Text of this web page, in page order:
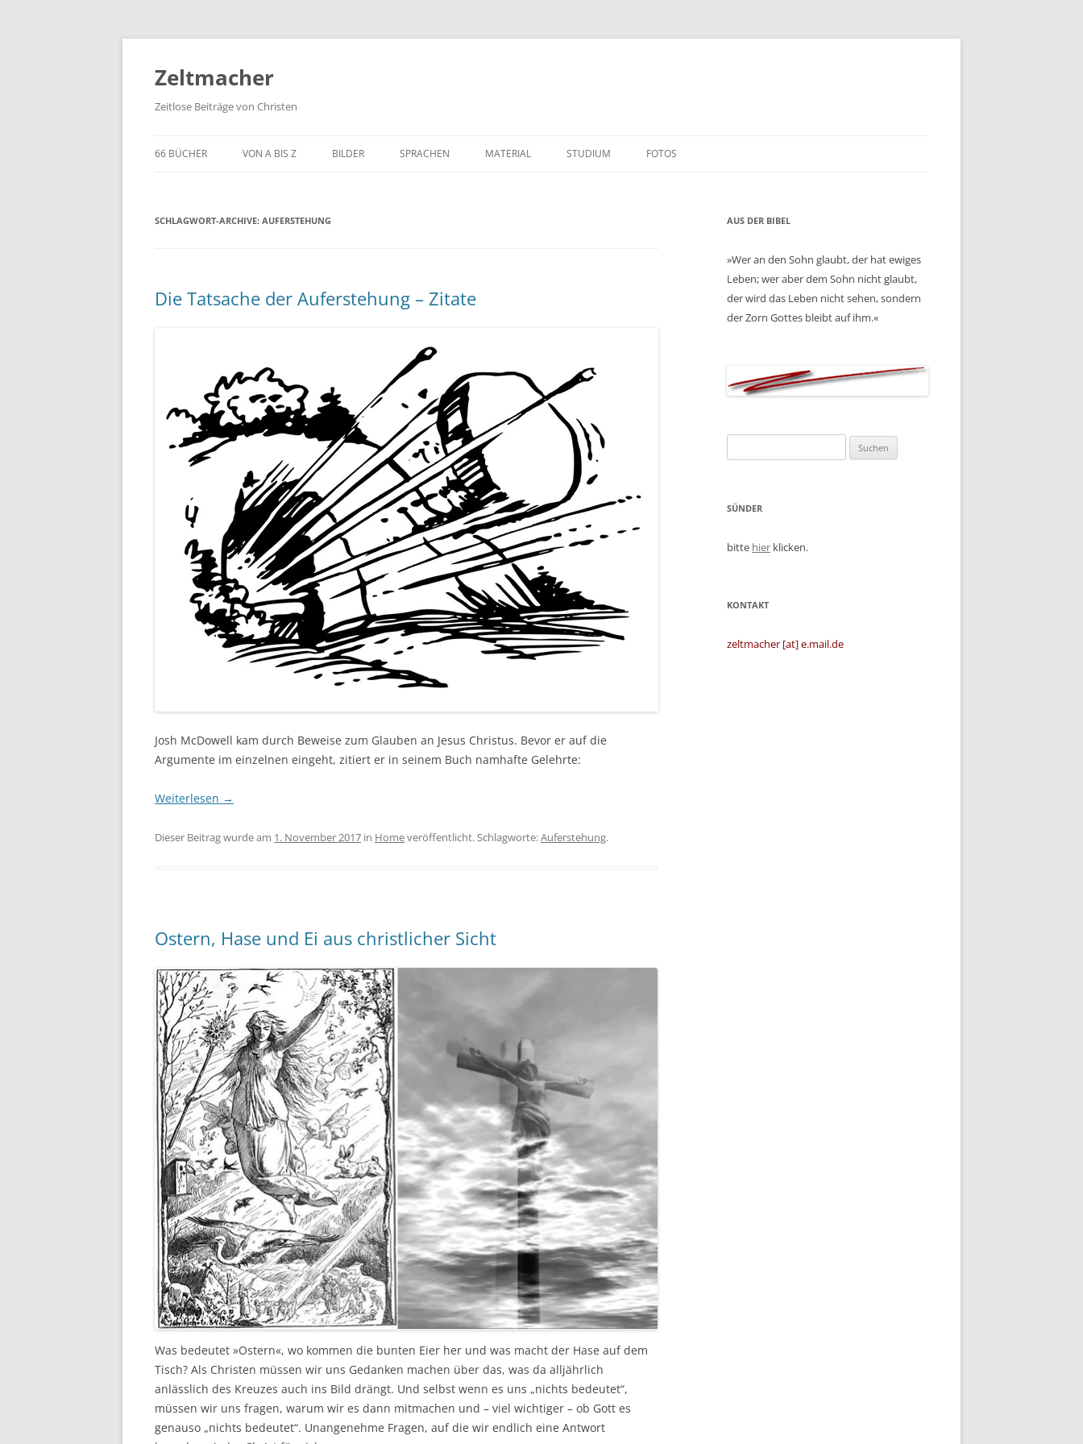
Zum
springen
Zeltmacher
Zeitlose Beiträge von Christen
66 BÜCHER VON A BIS Z BILDER SPRACHEN MATERIAL STUDIUM FOTOS
SCHLAGWORT-ARCHIVE: AUFERSTEHUNG
Die Tatsache der Auferstehung – Zitate
Josh McDowell kam durch Beweise zum Glauben an Jesus Christus. Bevor er auf die
Argumente im einzelnen eingeht, zitiert er in seinem Buch namhafte Gelehrte:
Weiterlesen →
Dieser Beitrag wurde am 1. November 2017 in Homeveröffentlicht. Schlagworte:Auferstehung.
Ostern, Hase und Ei aus christlicher Sicht
Was bedeutet »Ostern«, wo kommen die bunten Eier her und was macht der Hase auf dem
Tisch? Als Christen müssen wir uns Gedanken machen über das, was da alljährlich
anlässlich des Kreuzes auch ins Bild drängt. Und selbst wenn es uns „nichts bedeutet“,
müssen wir uns fragen, warum wir es dann mitmachen und – viel wichtiger – ob Gott es
genauso „nichts bedeutet“. Unangenehme Fragen, auf die wir endlich eine Antwort
AUS DER BIBEL
»Wer an den Sohn glaubt, der hat ewiges
Leben; wer aber dem Sohn nicht glaubt,
der wird das Leben nicht sehen, sondern
der Zorn Gottes bleibt auf ihm.«
nach:
SÜNDER
bitte hier klicken.
KONTAKT
zeltmacher [at] e.mail.de